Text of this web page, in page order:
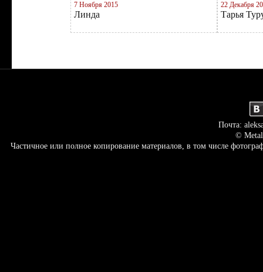
7 Ноября 2015
Линда
22 Декабря
Тарья
Почта:
©
Частичное или полное копирование материалов, в том числе